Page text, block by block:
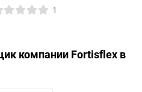
1
компании Fortisflex в